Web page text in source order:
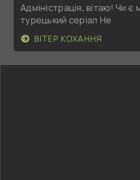
Адміністрація, вітаю! Чи
турецький серіал Не
ВІТЕР КОХАННЯ